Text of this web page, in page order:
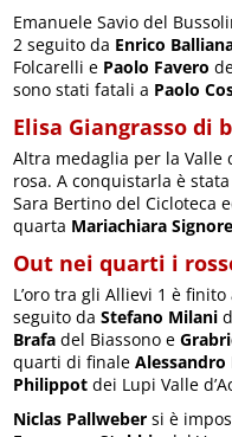
Emanuele Savio del
2 seguito da Enrico
Folcarelli e Paolo Favero
sono stati fatali a Paolo
Elisa Giangrasso di
Altra medaglia per la Valle
rosa. A conquistarla è stata
Sara Bertino del Cicloteca
quarta Mariachiara
Out nei quarti i
L’oro tra gli Allievi 1 è
seguito daStefano Milani
Brafa del Biassono e
quarti di finaleAlessandro
Philippot dei Lupi Valle
Niclas Pallweber si è